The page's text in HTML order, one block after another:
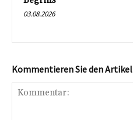
03.08.2026
Kommentieren Sie den Artikel